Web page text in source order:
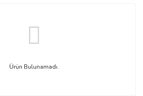
Ürün Bulunamadı.